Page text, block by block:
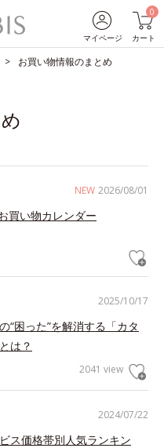
マイページ
0
カート
お買い物情報のまとめ
NEW 2026/08/01
買い物カレンダー
2025/10/17
“困った”を解消する「カタ
は？
2041 view
2024/07/22
ス価格帯別人気ランキン